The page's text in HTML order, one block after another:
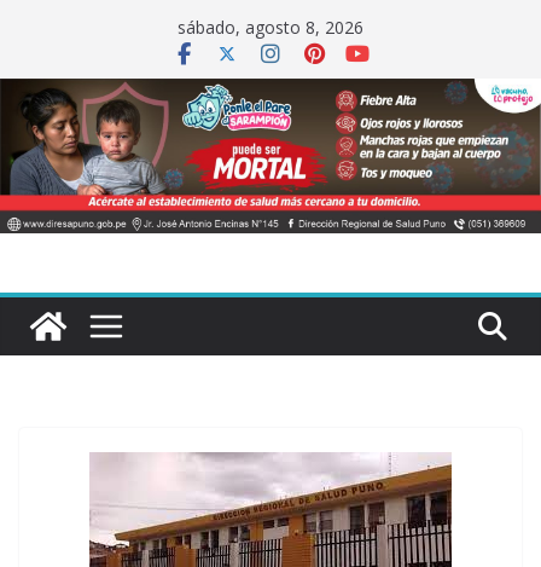
contenido
sábado, agosto 8, 2026